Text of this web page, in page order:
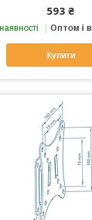
593 ₴
Оптом і
Купити